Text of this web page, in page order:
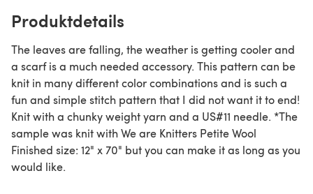
Produktdetails
The leaves are falling, the weather is getting cooler and
a scarf is a much needed accessory. This pattern can be
knit in many different color combinations and is such a
fun and simple stitch pattern that I did not want it to end!
Knit with a chunky weight yarn and a US#11 needle. *The
sample was knit with We are Knitters Petite Wool
Finished size: 12" x 70" but you can make it as long as you
would like.